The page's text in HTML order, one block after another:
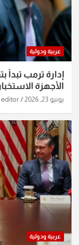
عربية ودولية
إدارة ترمب تبدأ
الأجهزة
يونيو 23, 2026 editor
عربية ودولية